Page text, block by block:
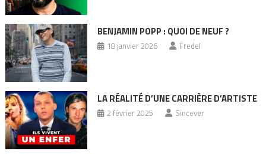
BENJAMIN POPP : QUOI DE NEUF ?
18 janvier 2026 Fredel
LA RÉALITÉ D’UNE CARRIÈRE D’ARTISTE
2 février 2025 Sincever